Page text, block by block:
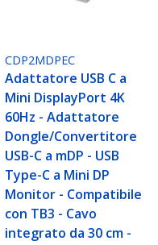
CDP2MDPEC
Adattatore USB C a
Mini DisplayPort 4K
60Hz - Adattatore
Dongle/Convertitore
USB-C a mDP - USB
Type-C a Mini DP
Monitor - Compatibile
con TB3 - Cavo
integrato da 30 cm -